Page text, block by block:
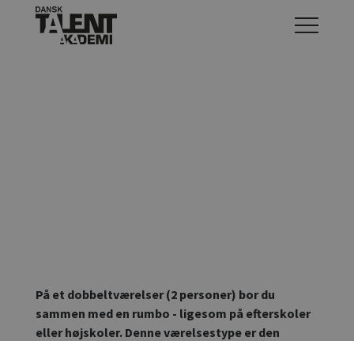
På et dobbeltværelser (2 personer) bor du
sammen med en rumbo - ligesom på efterskoler
eller højskoler. Denne værelsestype er den